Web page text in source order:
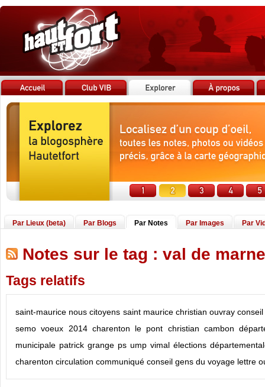
Par Lieux (beta) Par Blogs Par Notes Par Images Par
Notes sur le tag : val de marne
Tags relatifs
saint-maurice nous citoyens saint maurice christian ouvray
semo voeux 2014 charenton le pont christian cambon
municipale patrick grange ps ump vimal élections
charenton circulation communiqué conseil gens du voyage lettre